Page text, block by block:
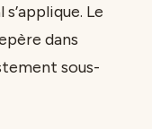
Le
dans
sous-